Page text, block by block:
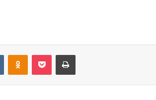
VKontakteOdnoklassniki
Pocket Imprimir